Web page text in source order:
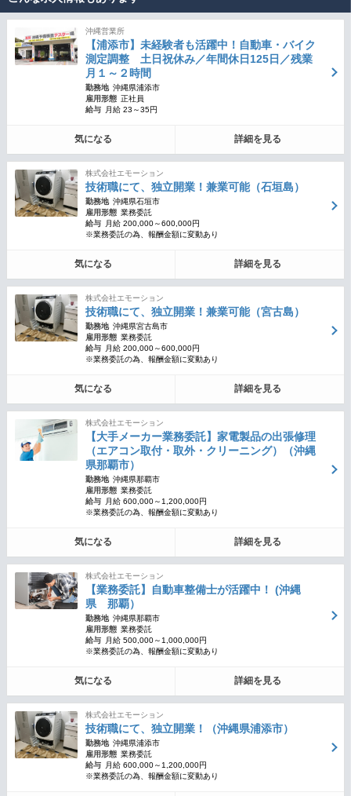
沖縄営業所
【浦添市】未経験者も活躍中！自動車・バイク
測定調整 土日祝休み／年間休日125日／残業
月１～２時間
勤務地 沖縄県浦添市
雇用形態 正社員
給与
月給 23～35円
気になる 詳細を見る
株式会社エモーション
技術職にて、独立開業！兼業可能（石垣島）
勤務地 沖縄県石垣市
雇用形態 業務委託
給与
月給 200,000～600,000円
※業務委託の為、報酬金額に変動あり
気になる 詳細を見る
株式会社エモーション
技術職にて、独立開業！兼業可能（宮古島）
勤務地 沖縄県宮古島市
雇用形態 業務委託
給与
月給 200,000～600,000円
※業務委託の為、報酬金額に変動あり
気になる 詳細を見る
株式会社エモーション
【大手メーカー業務委託】家電製品の出張修理
（エアコン取付・取外・クリーニング）（沖縄
県那覇市）
勤務地 沖縄県那覇市
雇用形態 業務委託
給与
月給 600,000～1,200,000円
※業務委託の為、報酬金額に変動あり
気になる 詳細を見る
株式会社エモーション
【業務委託】自動車整備士が活躍中！ (沖縄
県 那覇）
勤務地 沖縄県那覇市
雇用形態 業務委託
給与
月給 500,000～1,000,000円
※業務委託の為、報酬金額に変動あり
気になる 詳細を見る
株式会社エモーション
技術職にて、独立開業！（沖縄県浦添市）
勤務地 沖縄県浦添市
雇用形態 業務委託
給与
月給 600,000～1,200,000円
※業務委託の為、報酬金額に変動あり